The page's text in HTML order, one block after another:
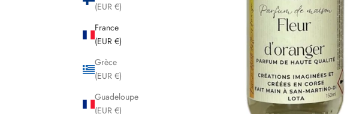
(EUR €)
France
(EUR €)
Grèce
(EUR €)
Guadeloupe
(EUR €)